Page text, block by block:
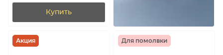
152016Пккр)
Купить
Акция Для помолвки